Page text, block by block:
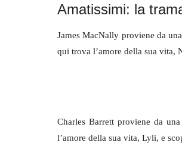
Amatissimi: la
James MacNally proviene da
qui trova l’amore della sua vita,
Charles Barrett proviene da
l’amore della sua vita, Lyli, e